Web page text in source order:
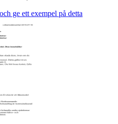
ge ett exempel på detta